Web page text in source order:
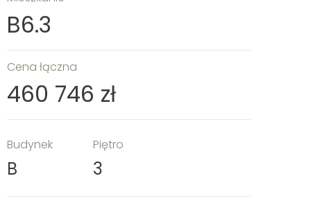
B6.3
Cena łączna
460 746 zł
Budynek
B
Piętro
3